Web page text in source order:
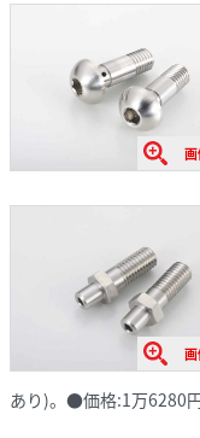
あり)。●価格:1万6280